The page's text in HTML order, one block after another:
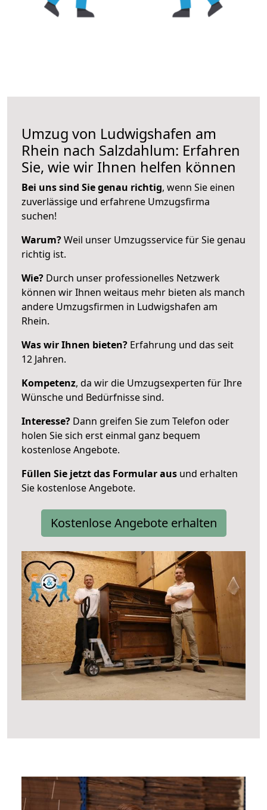
Umzug von Ludwigshafen am
Rhein nach Salzdahlum: Erfahren
Sie, wie wir Ihnen helfen können
Bei uns sind Sie genau richtig, wenn Sie einen
zuverlässige und erfahrene Umzugsfirma
suchen!
Warum?Weil unser Umzugsservice für Sie genau
richtig ist.
Wie? Durch unser professionelles Netzwerk
können wir Ihnen weitaus mehr bieten als manch
andere Umzugsfirmen in Ludwigshafen am
Rhein.
Was wir Ihnen bieten? Erfahrung und das seit
12 Jahren.
Kompetenz, da wir die Umzugsexperten für Ihre
Wünsche und Bedürfnisse sind.
Interesse? Dann greifen Sie zum Telefon oder
holen Sie sich erst einmal ganz bequem
kostenlose Angebote.
Füllen Sie jetzt das Formular aus und erhalten
Sie kostenlose Angebote.
Kostenlose Angebote erhalten